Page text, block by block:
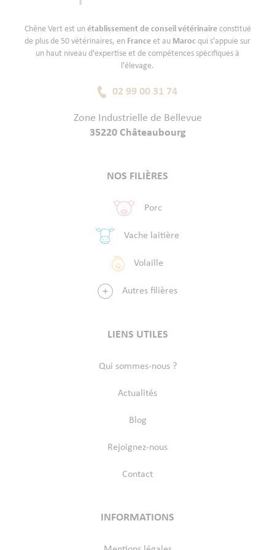
Chêne Vert est un établissement de conseil vétérinaireconstitué
de plus de 50 vétérinaires, en France et au Maroc qui s'appuie sur
un haut niveau d'expertise et de compétences spécifiques à
l'élevage.
02 99 00 31 74
Zone Industrielle de Bellevue
35220 Châteaubourg
NOS FILIÈRES
Porc
Vache laitière
Volaille
Autres filières
LIENS UTILES
Qui sommes-nous ?
Actualités
Blog
Rejoignez-nous
Contact
INFORMATIONS